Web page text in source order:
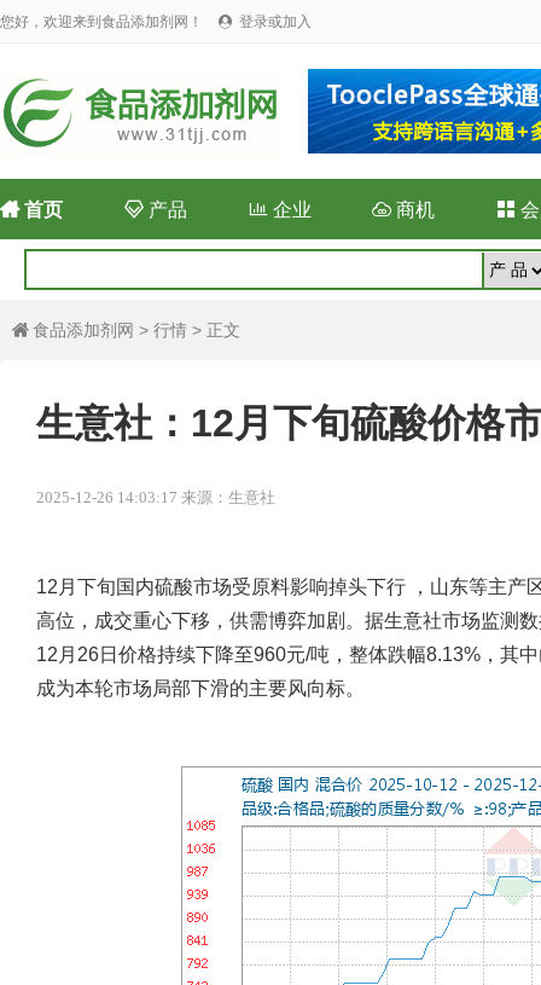
您好，欢迎来到食品添加剂网！  登录或加入
首页 产品 企业  商机 
 食品添加剂网 > 行情 > 正文
生意社：12月下旬硫酸价格
2025-12-26 14:03:17 来源：生意社
12月下旬国内硫酸市场受原料影响掉头下行 ，山东等主产
高位，成交重心下移，供需博弈加剧。据生意社市场监测
12月26日价格持续下降至960元/吨，整体跌幅8.13%，其
成为本轮市场局部下滑的主要风向标。